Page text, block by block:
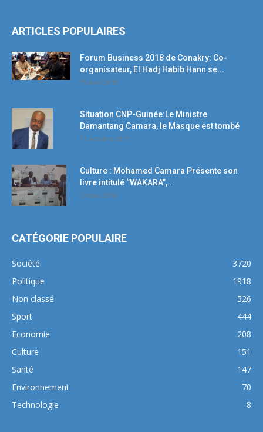
ARTICLES POPULAIRES
Forum Business 2018 de Conakry: Co-
organisateur, El Hadj Habib Hann se...
19 avril 2018
Situation CNP-Guinée:Le Ministre
Damantang Camara, le Masque est tombé
11 octobre 2017
Culture : Mohamed Camara Présente son
livre intitulé ‘’WAKARA’’,...
5 mars 2018
CATÉGORIE POPULAIRE
Société
3720
Politique
1918
Non classé
526
Sport
444
Economie
208
Culture
151
Santé
147
Environnement
70
Technologie
8